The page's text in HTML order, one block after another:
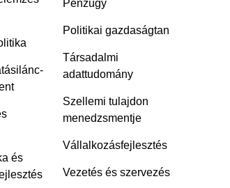
és
Pénzügy
Politikai gazdaságtan
Társadalmi
adattudomány
Szellemi tulajdon
menedzsmentje
Vállalkozásfejlesztés
Vezetés és szervezés